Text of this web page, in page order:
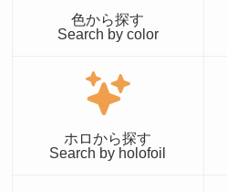
色から探す
Search by color
ホロから探す
Search by holofoil